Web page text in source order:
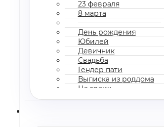
23 февраля
8 марта
————————————
День рождения
Юбилей
Девичник
Свадьба
Гендер пати
Выписка из роддома
На годик
Корпоратив